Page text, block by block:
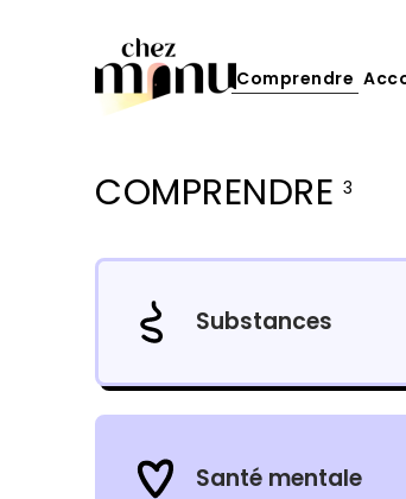
Comprendre
COMPRENDRE 3
Filtres
Sujets
Substances
Santé mentale